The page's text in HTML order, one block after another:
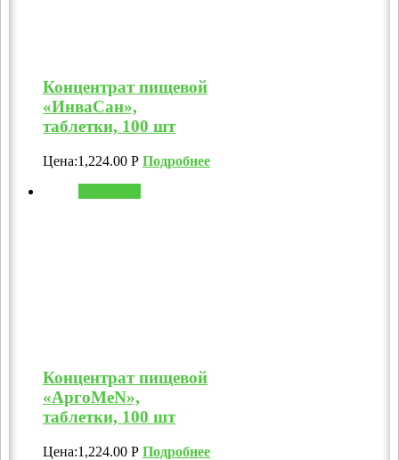
Концентрат пищевой
«ИнваСан»,
таблетки, 100 шт
Цена:1,224.00 Р Подробнее
Концентрат пищевой
«АргоMeN»,
таблетки, 100 шт
Цена:1,224.00 Р Подробнее